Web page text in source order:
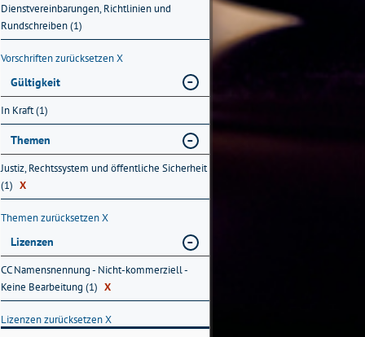
Dienstvereinbarungen, Richtlinien und
Rundschreiben (1)
Vorschriften zurücksetzenX
Gültigkeit
In Kraft (1)
Themen
Justiz, Rechtssystem und öffentliche Sicherheit
(1) X
Themen zurücksetzenX
Lizenzen
CC Namensnennung - Nicht-kommerziell -
Keine Bearbeitung (1) X
Lizenzen zurücksetzenX